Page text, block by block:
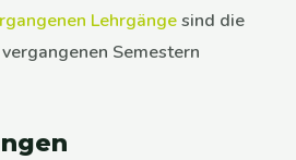
Lehrgängesind die
Semestern